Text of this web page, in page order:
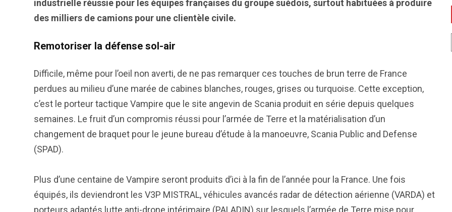
industrielle réussie pour les équipes françaises du groupe suédois, surtout habituées à produire
des milliers de camions pour une clientèle civile.
Remotoriser la défense sol-air
Difficile, même pour l’oeil non averti, de ne pas remarquer ces touches de brun terre de France
perdues au milieu d’une marée de cabines blanches, rouges, grises ou turquoise. Cette exception,
c’est le porteur tactique Vampire que le site angevin de Scania produit en série depuis quelques
semaines. Le fruit d’un compromis réussi pour l’armée de Terre et la matérialisation d’un
changement de braquet pour le jeune bureau d’étude à la manoeuvre, Scania Public and Defense
(SPAD).
Plus d’une centaine de Vampire seront produits d’ici à la fin de l’année pour la France. Une fois
équipés, ils deviendront les V3P MISTRAL, véhicules avancés radar de détection aérienne (VARDA) et
porteurs adaptés lutte anti-drone intérimaire (PALADIN) sur lesquels l’armée de Terre mise pour